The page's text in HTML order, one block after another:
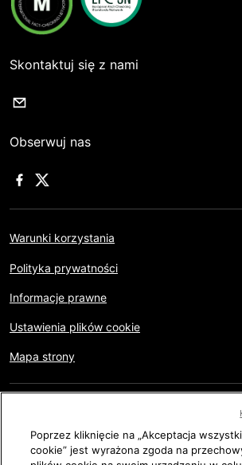
Skontaktuj się z nami
Obserwuj nas
Warunki korzystania
Polityka prywatności
Informacje prawne
Ustawienia plików cookie
Mapa strony
Copyright © AFP 2017-2026. Wszystkie
Użytkownicy mogą przeglądać niniejszą
z dostępnych funkcji udostępniania w
prywatnych i niekomercyjnych. Wszelkie
włącznie z powielaniem, publicznych
Poprzez kliknięcie na „Akceptacja
cookie” jest wyrażona zgoda na